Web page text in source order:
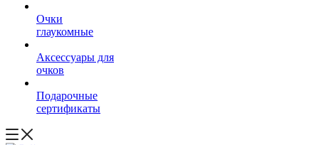
Очки
глаукомные
Аксессуары для
очков
Подарочные
сертификаты